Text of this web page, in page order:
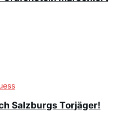
Salzburgs Torjäger!